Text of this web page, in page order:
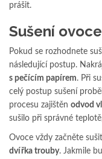
prášit.
Sušení
Pokud se rozhodnete
následující postup.
s pečícím papírem. Při
celý postup sušení
procesu zajištěn odvod
sušilo při správné
Ovoce vždy začněte
dvířka trouby. Jakmile